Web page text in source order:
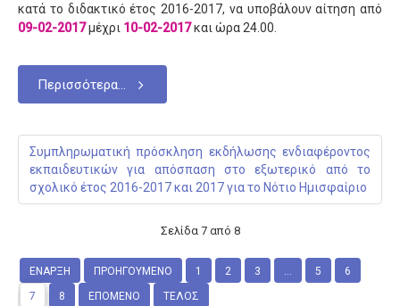
κατά το διδακτικό έτος 2016-2017, να υποβάλουν αίτηση από
09-02-2017μέχρι 10-02-2017και ώρα 24.00.
Περισσότερα...
Συμπληρωματική πρόσκληση εκδήλωσης ενδιαφέροντος
εκπαιδευτικών για απόσπαση στο εξωτερικό από το
σχολικό έτος 2016-2017 και 2017 για το Νότιο Ημισφαίριο
Σελίδα 7 από 8
ΈΝΑΡΞΗ ΠΡΟΗΓΟΎΜΕΝΟ 1 2 3 ... 5
6
7
8 ΕΠΌΜΕΝΟ ΤΈΛΟΣ